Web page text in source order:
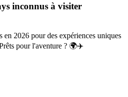
inconnus à visiter
en 2026 pour des expériences uniques
pour l'aventure ? 🌍✈️